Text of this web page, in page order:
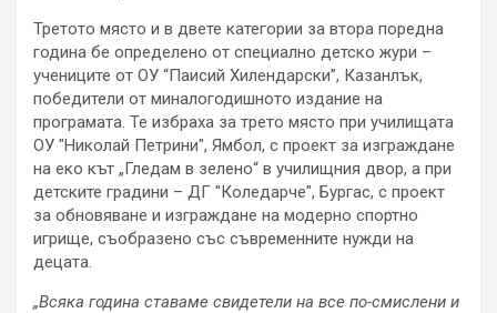
Третото място и в двете категории за втора поредна
година бе определено от специално детско жури –
учениците от ОУ “Паисий Хилендарски”, Казанлък,
победители от миналогодишното издание на
програмата. Те избраха за трето място при училищата
ОУ "Николай Петрини", Ямбол, с проект за изграждане
на еко кът „Гледам в зелено“ в училищния двор, а при
детските градини – ДГ "Коледарче", Бургас, с проект
за обновяване и изграждане на модерно спортно
игрище, съобразено със съвременните нужди на
децата.
„Всяка година ставаме свидетели на все по-смислени и